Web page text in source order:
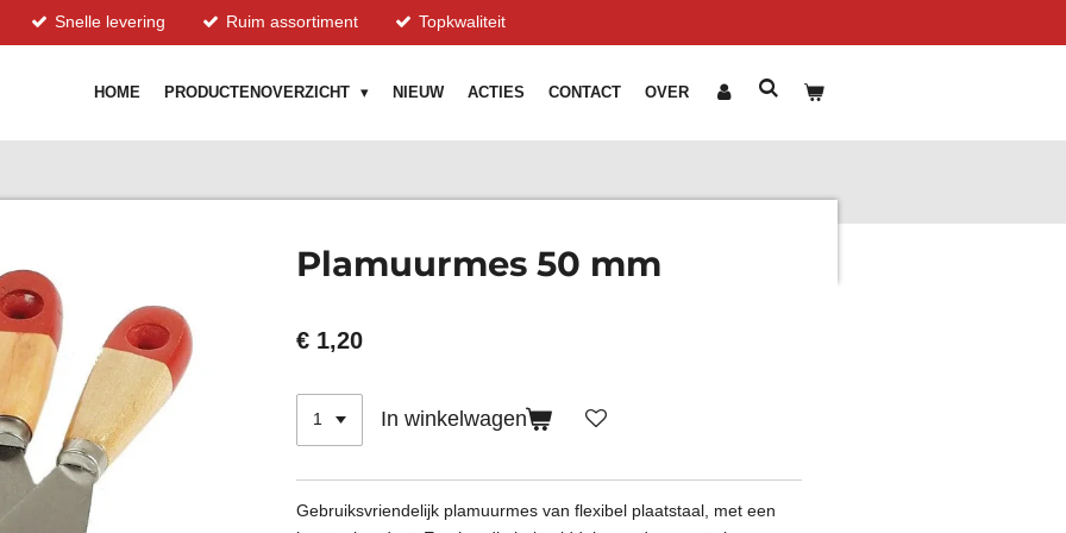
Snelle levering Ruim assortiment Topkwaliteit
HOME PRODUCTENOVERZICHT NIEUW ACTIES CONTACT OVER
Plamuurmes 50 mm
€ 1,20
In winkelwagen
Gebruiksvriendelijk plamuurmes van flexibel plaatstaal, met een